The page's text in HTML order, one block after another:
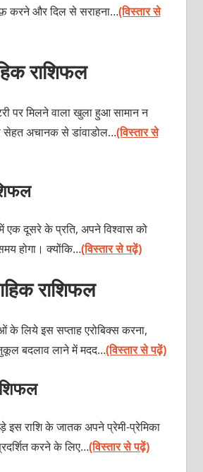
करने और दिल से सराहना…(विस्तार से
राशिफल
पर मिलने वाला खुला हुआ सामान न
सेहत अचानक से डांवाडोल…(विस्तार से
एक दूसरे के प्रति, अपने विश्वास को
होगा। क्योंकि…(विस्तार से पढ़ें)
राशिफल
के लिये इस सप्ताह एरोबिक्स करना,
बदलाव लाने में मदद…(विस्तार से पढ़ें)
इस राशि के जातक अपने प्रेमी-प्रेमिका
करने के लिए…(विस्तार से पढ़ें)